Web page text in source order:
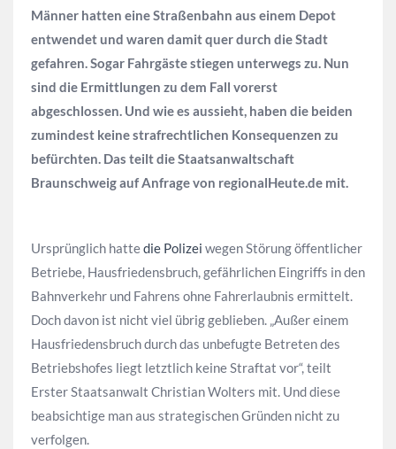
Männer hatten eine Straßenbahn aus einem Depot
entwendet und waren damit quer durch die Stadt
gefahren. Sogar Fahrgäste stiegen unterwegs zu. Nun
sind die Ermittlungen zu dem Fall vorerst
abgeschlossen. Und wie es aussieht, haben die beiden
zumindest keine strafrechtlichen Konsequenzen zu
befürchten. Das teilt die Staatsanwaltschaft
Braunschweig auf Anfrage von regionalHeute.de mit.
Ursprünglich hattedie Polizei wegen Störung öffentlicher
Betriebe, Hausfriedensbruch, gefährlichen Eingriffs in den
Bahnverkehr und Fahrens ohne Fahrerlaubnis ermittelt.
Doch davon ist nicht viel übrig geblieben. „Außer einem
Hausfriedensbruch durch das unbefugte Betreten des
Betriebshofes liegt letztlich keine Straftat vor“, teilt
Erster Staatsanwalt Christian Wolters mit. Und diese
beabsichtige man aus strategischen Gründen nicht zu
verfolgen.